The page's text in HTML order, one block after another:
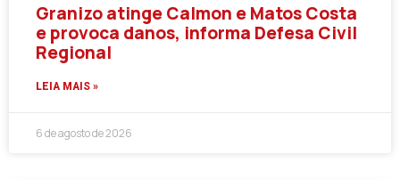
Granizo atinge Calmon e Matos Costa
e provoca danos, informa Defesa Civil
Regional
LEIA MAIS »
6 de agosto de 2026